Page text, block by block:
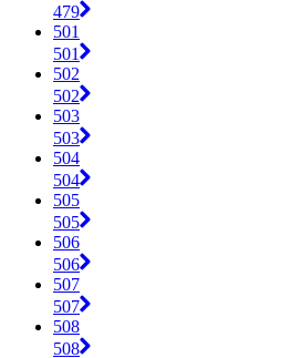
479
501
501
502
502
503
503
504
504
505
505
506
506
507
507
508
508